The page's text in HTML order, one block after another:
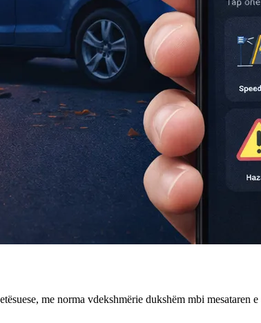
me norma vdekshmërie dukshëm mbi mesataren